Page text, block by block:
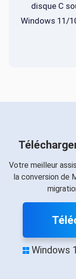
disque C
Windows 11/
Votre meilleur
la conversion de
 Windows